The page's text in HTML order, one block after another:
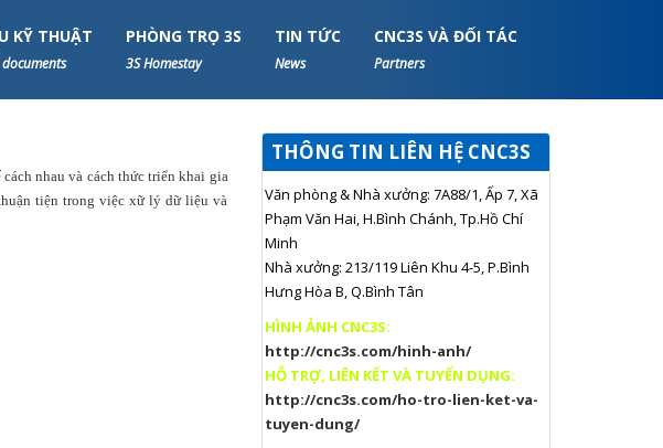
KỸ THUẬT PHÒNG TRỌ 3S
3S Homestay
TIN TỨC
News
CNC3S VÀ ĐỐI TÁC
Partners
nhau và cách thức triển khai gia
tiện trong việc xữ lý dữ liệu và
THÔNG TIN LIÊN HỆ CNC3S
Văn phòng & Nhà xưởng: 7A88/1, Ấp 7, Xã
Phạm Văn Hai, H.Bình Chánh, Tp.Hồ Chí
Minh
Nhà xưởng: 213/119 Liên Khu 4-5, P.Bình
Hưng Hòa B, Q.Bình Tân
HÌNH ẢNH CNC3S:
http://cnc3s.com/hinh-anh/
HỖ TRỢ, LIÊN KẾT VÀ TUYỂN DỤNG:
http://cnc3s.com/ho-tro-lien-ket-va-
tuyen-dung/